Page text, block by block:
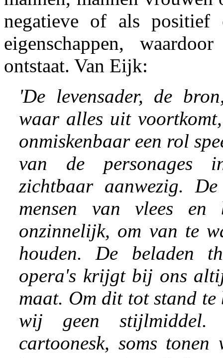
negatieve of als positief
eigenschappen,
ontstaat. Van Eijk:
'De levensader, de
waar alles uit
onmiskenbaar een rol
van de personages
zichtbaar aanwezig.
mensen van vlees en
onzinnelijk, om van te
houden. De beladen
opera's krijgt bij ons
maat. Om dit tot stand te
wij geen
cartoonesk, soms tonen